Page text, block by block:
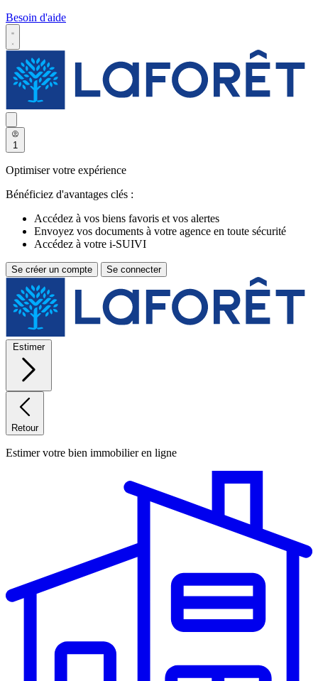
Besoin d'aide
1
Optimiser votre expérience
Bénéficiez d'avantages clés :
Accédez à vos biens favoris et vos alertes
Envoyez vos documents à votre agence en toute sécurité
Accédez à votre i-SUIVI
Se créer un compte Se connecter
Estimer
Retour
Estimer votre bien immobilier en ligne